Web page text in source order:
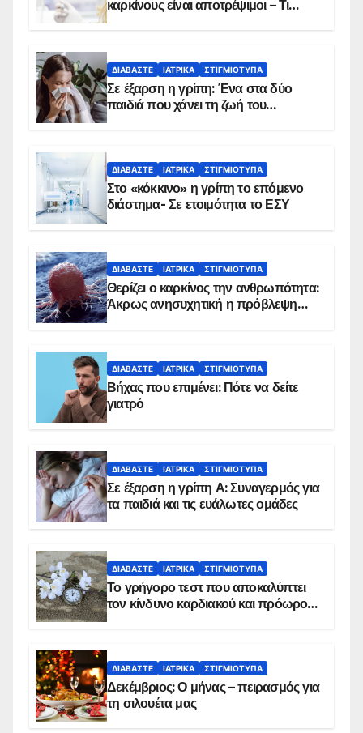
καρκίνους είναι αποτρέψιμοι – Τι
ΔΙΑΒΆΣΤΕ ΙΑΤΡΙΚΆ ΣΤΙΓΜΙΌΤΥΠΑ
Σε έξαρση η γρίπη: Ένα στα δύο
παιδιά που χάνει τη ζωή του
ΔΙΑΒΆΣΤΕ ΙΑΤΡΙΚΆ ΣΤΙΓΜΙΌΤΥΠΑ
Στο «κόκκινο» η γρίπη το επόμενο
διάστημα- Σε ετοιμότητα το ΕΣΥ
ΔΙΑΒΆΣΤΕ ΙΑΤΡΙΚΆ ΣΤΙΓΜΙΌΤΥΠΑ
Θερίζει ο καρκίνος την ανθρωπότητα:
Άκρως ανησυχητική η πρόβλεψη…
ΔΙΑΒΆΣΤΕ ΙΑΤΡΙΚΆ ΣΤΙΓΜΙΌΤΥΠΑ
Βήχας που επιμένει: Πότε να δείτε
γιατρό
ΔΙΑΒΆΣΤΕ ΙΑΤΡΙΚΆ ΣΤΙΓΜΙΌΤΥΠΑ
Σε έξαρση η γρίπη Α: Συναγερμός για
τα παιδιά και τις ευάλωτες ομάδες
ΔΙΑΒΆΣΤΕ ΙΑΤΡΙΚΆ ΣΤΙΓΜΙΌΤΥΠΑ
Το γρήγορο τεστ που αποκαλύπτει
τον κίνδυνο καρδιακού και πρόωρου
ΔΙΑΒΆΣΤΕ ΙΑΤΡΙΚΆ ΣΤΙΓΜΙΌΤΥΠΑ
Δεκέμβριος: Ο μήνας – πειρασμός για
τη σιλουέτα μας